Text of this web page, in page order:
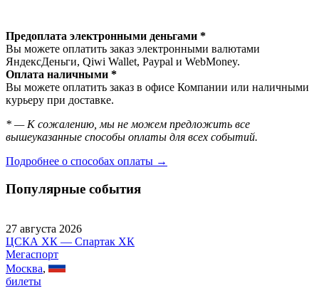
Предоплата электронными деньгами *
Вы можете оплатить заказ электронными валютами
ЯндексДеньги, Qiwi Wallet, Paypal и WebMoney.
Оплата наличными *
Вы можете оплатить заказ в офисе Компании или наличными
курьеру при доставке.
* — К сожалению, мы не можем предложить все
вышеуказанные способы оплаты для всех событий.
Подробнее о способах оплаты →
Популярные события
27 августа 2026
ЦСКА ХК — Спартак ХК
Мегаспорт
Москва,
билеты